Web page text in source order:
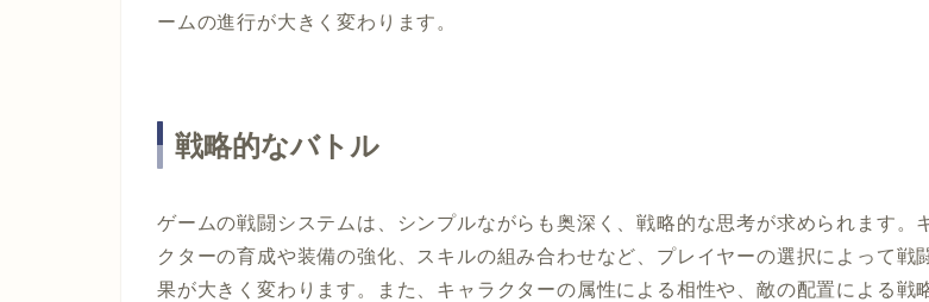
ームの進行が大きく変わります。
戦略的なバトル
ゲームの戦闘システムは、シンプルながらも奥深く、戦略的な思考が求められます。
クターの育成や装備の強化、スキルの組み合わせなど、プレイヤーの選択によって戦
果が大きく変わります。また、キャラクターの属性による相性や、敵の配置による戦